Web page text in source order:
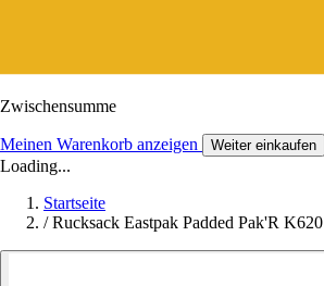
Zwischensumme
Meinen Warenkorb anzeigen Weiter einkaufen
Loading...
Startseite
/ Rucksack Eastpak Padded Pak'R K620